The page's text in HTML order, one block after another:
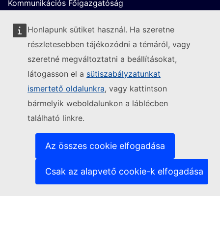
Honlapunk sütiket használ. Ha szeretne
részletesebben tájékozódni a témáról, vagy
szeretné megváltoztatni a beállításokat,
látogasson el a sütiszabályzatunkat
ismertető oldalunkra, vagy kattintson
bármelyik weboldalunkon a láblécben
található linkre.
Az összes cookie elfogadása
Csak az alapvető cookie-k elfogadása
Kommunikációs Főigazgatóság
Kövesse az Európai Bizottságot
Kapcsolatfelvétel(Külső hivatkozás)
Informatikai sebezhetőség bejelentése
Nyelvek a weboldalainkon(Külső hivatkozás)
(Külső hivatkozás)
Adatvédelem
Jogi nyilatkozat
(Külső hivatkozás)